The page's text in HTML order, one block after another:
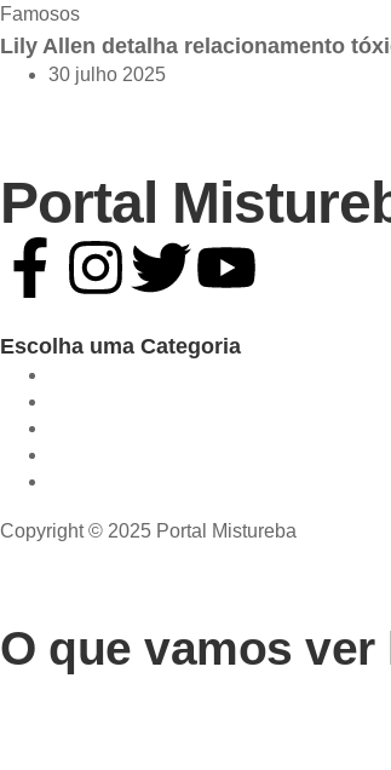
Famosos
Lily Allen detalha relacionamento
30 julho 2025
Portal
Escolha uma Categoria
Copyright © 2025 Portal Mistureba
O que vamos ver